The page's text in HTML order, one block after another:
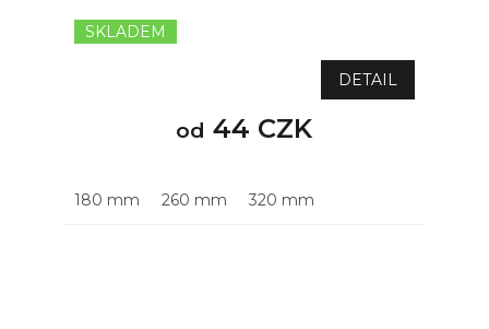
SKLADEM
od 44 CZK
DETAIL
180 mm 260 mm 320 mm